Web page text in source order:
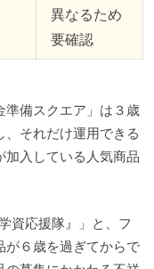
異なるため
要確認
準備スクエア」は３歳
、それだけ運用できる
入している人気商品
資応援隊』」と、フ
が６歳を過ぎてからで